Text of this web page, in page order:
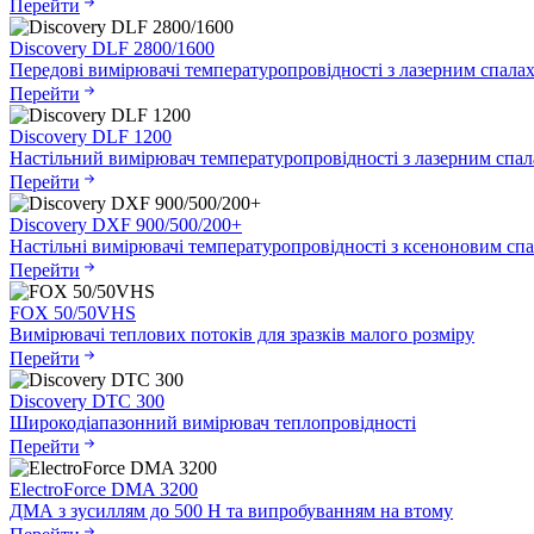
Перейти
Discovery DLF 2800/1600
Передові вимірювачі температуропровідності з лазерним
Перейти
Discovery DLF 1200
Настільний вимірювач температуропровідності з лазерним
Перейти
Discovery DXF 900/500/200+
Настільні вимірювачі температуропровідності з ксеноновим
Перейти
FOX 50/50VHS
Вимірювачі теплових потоків для зразків малого розміру
Перейти
Discovery DTC 300
Широкодіапазонний вимірювач теплопровідності
Перейти
ElectroForce DMA 3200
ДМА з зусиллям до 500 Н та випробуванням на втому